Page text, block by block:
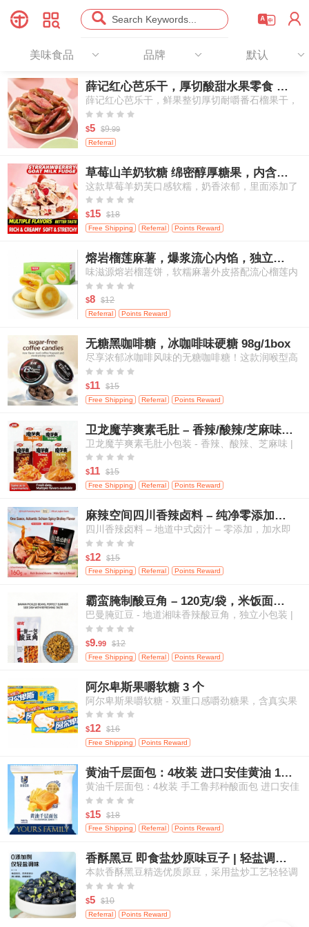
   Search Keywords... 
美味食品 品牌 默认
薛记红心芭乐干，厚切酸甜水果零食 78g
薛记红心芭乐干，鲜果整切厚切耐嚼番石榴果干，
天然酸甜办公室出行休闲果干零食
    
$5 $9.99
Referral
草莓山羊奶软糖 绵密醇厚糖果，内含冻干草莓，独立袋装 250g/包
这款草莓羊奶芙口感软糯，奶香浓郁，里面添加了
真实冻干草莓颗粒，每一口都能吃到草莓的酸甜果
香和羊奶的醇厚奶香，是一款适合大人和孩子分享
的休闲小零食。
    
$15 $18
Free Shipping Referral Points Reward
熔岩榴莲麻薯，爆浆流心内馅，独立小份装点心 250g/6枚
味滋源熔岩榴莲饼，软糯麻薯外皮搭配流心榴莲内
馅，传统亚洲风味点心，独立包装糕点，适合作为
早餐与下午茶小食
    
$8 $12
Referral Points Reward
无糖黑咖啡糖，冰咖啡味硬糖 98g/1box
尽享浓郁冰咖啡风味的无糖咖啡糖！这款润喉型高
级糖果带来醇厚咖啡香气，且不含添加糖，是随时
随地补充活力、清新口气的绝佳选择。
    
$11 $15
Free Shipping Referral Points Reward
卫龙魔芋爽素毛肚 – 香辣/酸辣/芝麻味，高纤维，20小包
卫龙魔芋爽素毛肚小包装 - 香辣、酸辣、芝麻味 |
高纤维、低热量 | 植物基“毛肚”口感 | 传统中式零
食（多口味混合，量贩装）- 20小包
    
$11 $15
Free Shipping Referral Points Reward
麻辣空间四川香辣卤料 – 纯净零添加，适用于肉类、蛋类及蔬菜
四川香辣卤料 – 地道中式卤汁 – 零添加，加水即
用，适合卤制肉类、鸡蛋和蔬菜
    
$12 $15
Free Shipping Referral Points Reward
霸蛮腌制酸豆角 – 120克/袋，米饭面条的绝佳搭档
巴曼腌豇豆 - 地道湘味香辣酸豆角，独立小包装 |
米饭、面条等百搭佐餐 120克/袋
    
$9.99 $12
Free Shipping Referral Points Reward
阿尔卑斯果嚼软糖 3 个
阿尔卑斯果嚼软糖 - 双重口感嚼劲糖果，含真实果
汁，白桃&芒果口味，3粒装
    
$12 $16
Free Shipping Points Reward
黄油千层面包：4枚装 进口安佳黄油 17小时鲁邦种发酵
黄油千层面包：4枚装 手工鲁邦种酸面包 进口安佳
黄油 17小时自然发酵
    
$15 $18
Free Shipping Referral Points Reward
香酥黑豆 即食盐炒原味豆子 | 轻盐调味 | 零添加剂 | 高蛋白健康休闲零食 | 200g
本款香酥黑豆精选优质原豆，采用盐炒工艺轻轻调
味，不添加任何人工添加剂，保留食材本真滋味。
每一颗黑豆酥脆可口，营养丰富，高蛋白、高纤
维，适合追求健康饮食的您。即开即食，轻松满足
日常嘴馋与营养补给需求，适合居家、办公、外出
    
$5 $10
Referral Points Reward